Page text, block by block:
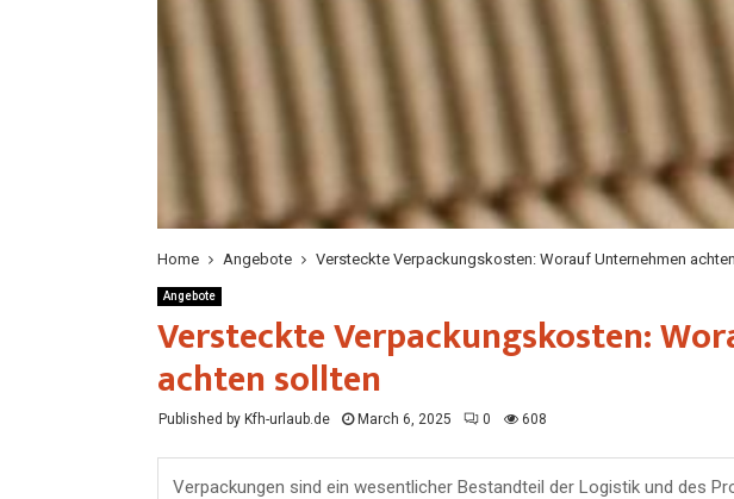
Home Angebote Versteckte Verpackungskosten: Worauf Unternehmen
Angebote
Versteckte Verpackungskosten:
achten sollten
Published by Kfh-urlaub.de March 6, 2025 0 608
Verpackungen sind ein wesentlicher Bestandteil der Logistik und des